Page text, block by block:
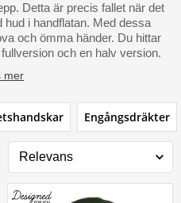
Detta är precis fallet när det
i handflatan. Med dessa
och ömma händer. Du hittar
och en halv version.
mer
Engångsdräkter